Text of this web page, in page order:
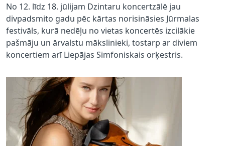
No 12. līdz 18. jūlijam Dzintaru koncertzālē jau
divpadsmito gadu pēc kārtas norisināsies Jūrmalas
festivāls, kurā nedēļu no vietas koncertēs izcilākie
pašmāju un ārvalstu mākslinieki, tostarp ar diviem
koncertiem arī Liepājas Simfoniskais orķestris.